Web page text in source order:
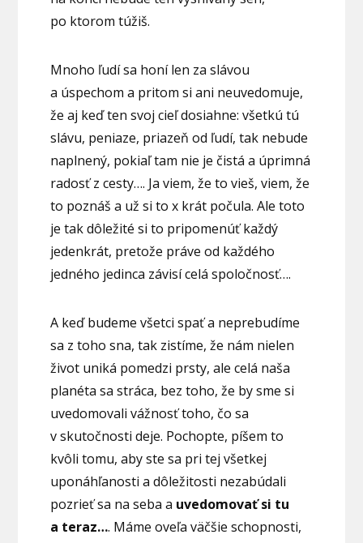
po ktorom túžiš.
Mnoho ľudí sa honí len za slávou
a úspechom a pritom si ani neuvedomuje,
že aj keď ten svoj cieľ dosiahne: všetkú tú
slávu, peniaze, priazeň od ľudí, tak nebude
naplnený, pokiaľ tam nie je čistá a úprimná
radosť z cesty…. Ja viem, že to vieš, viem, že
to poznáš a už si to x krát počula. Ale toto
je tak dôležité si to pripomenúť každý
jedenkrát, pretože práve od každého
jedného jedinca závisí celá spoločnosť….
A keď budeme všetci spať a neprebudíme
sa z toho sna, tak zistíme, že nám nielen
život uniká pomedzi prsty, ale celá naša
planéta sa stráca, bez toho, že by sme si
uvedomovali vážnosť toho, čo sa
v skutočnosti deje. Pochopte, píšem to
kvôli tomu, aby ste sa pri tej všetkej
uponáhľanosti a dôležitosti nezabúdali
pozrieť sa na seba a uvedomovať si tu
a teraz…. Máme oveľa väčšie schopnosti,